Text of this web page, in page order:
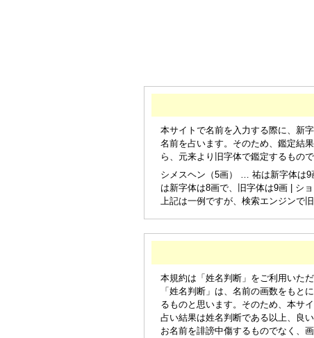
本サイトで名前を入力する際に、新
名前を占います。そのため、鑑定結
ら、元来より旧字体で鑑定するもの
シメスヘン（5画） … 祐は新字体は
は新字体は8画で、旧字体は9画 | シ
上記は一例ですが、検索エンジンで
本規約は「姓名判断」をご利用いた
「姓名判断」は、名前の画数をもと
るものと思います。そのため、本サ
占い結果は姓名判断である以上、良
お名前を誹謗中傷するものでなく、